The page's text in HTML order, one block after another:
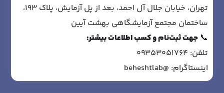
تهران، خیابان جلال آل احمد، بعد از پل آزمایش، پلاک 193،
ساختمان مجتمع آزمایشگاهی بهشت آیین
📞جهت ثبت‌نام و کسب اطلاعات بیشتر:
تلفن: 09353051764
اینستاگرام: @beheshtlab